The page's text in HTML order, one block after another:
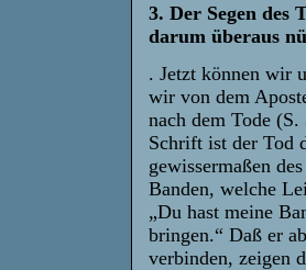
3. Der Segen des
darum überaus
. Jetzt können wir
wir von dem
nach dem Tode
Schrift ist der Tod
gewissermaßen
Banden, welche
„Du hast meine
bringen.“ Daß er
verbinden, zeigen